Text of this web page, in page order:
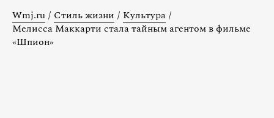
Wmj.ru / Стиль жизни / Культура /
Мелисса Маккарти стала тайным агентом в фильме
«Шпион»